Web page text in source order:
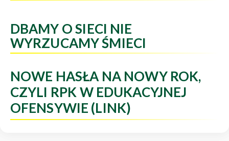
DBAMY O SIECI NIE
WYRZUCAMY ŚMIECI
NOWE HASŁA NA NOWY ROK,
CZYLI RPK W EDUKACYJNEJ
OFENSYWIE (LINK)